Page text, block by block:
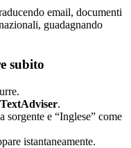
email, documenti
guadagnando
subito
TextAdviser.
sorgente e “Inglese” come
istantaneamente.